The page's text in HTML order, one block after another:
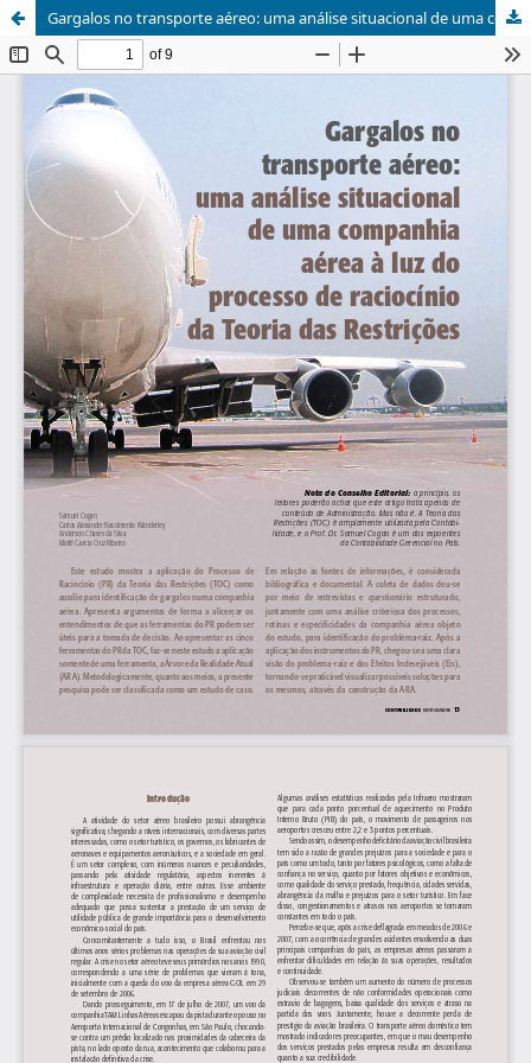
Gargalos no transporte aéreo: uma análise situacional de uma companhia aérea à luz do processo de raciocínio da Teoria das Restrições